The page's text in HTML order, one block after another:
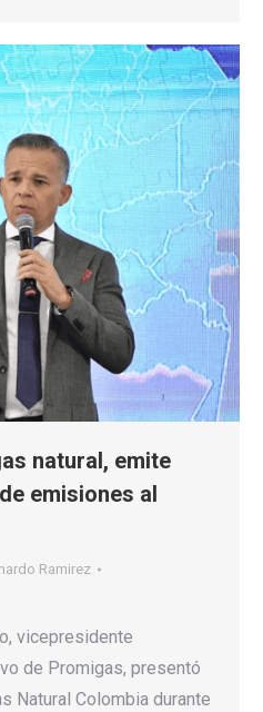
natural, emite
emisiones al
Ramirez
vicepresidente
de Promigas, presentó
Natural Colombia durante